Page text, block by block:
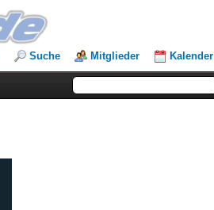
Suche Mitglieder Kalender